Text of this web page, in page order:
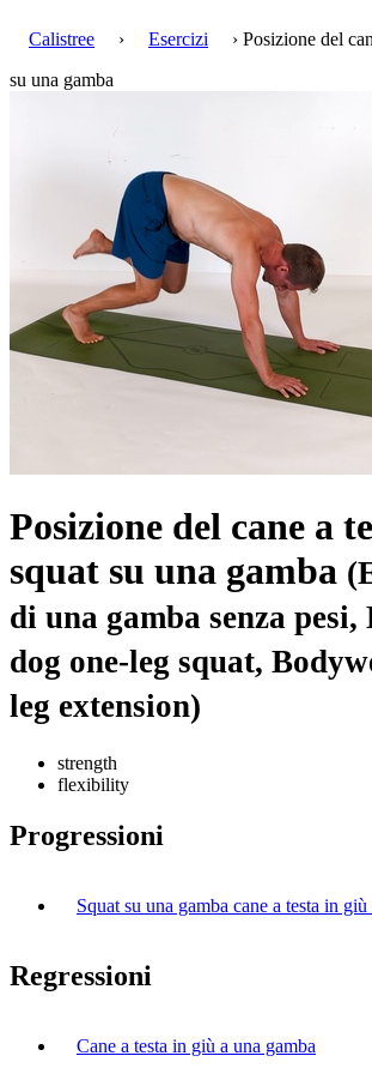
Calistree › Esercizi
› Posizione del
su una gamba
Posizione del cane a
squat su una gamba
di una gamba senza
dog one-leg squat,
leg extension)
strength
flexibility
Progressioni
Squat su una gamba cane a testa in
Regressioni
Cane a testa in giù a una gamba